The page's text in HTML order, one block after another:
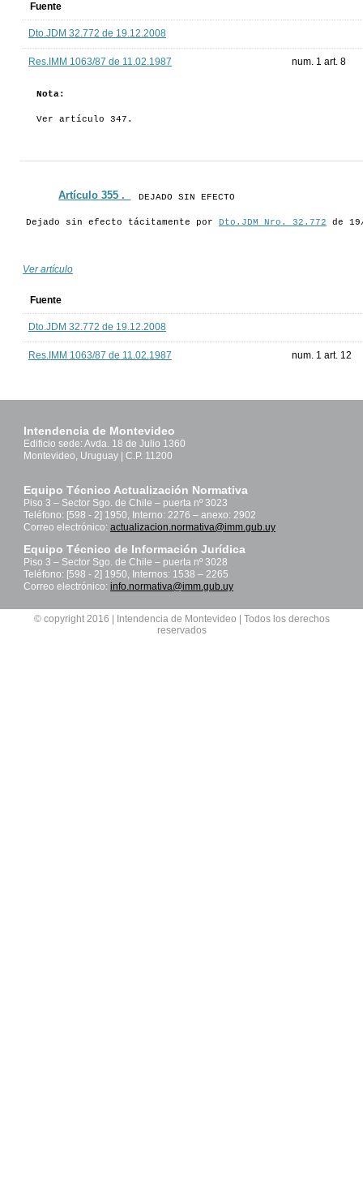
Fuente
Dto.JDM 32.772 de 19.12.2008
Res.IMM 1063/87 de 11.02.1987 num. 1 art. 8
Nota:
Ver artículo 347.
Artículo 355 ._ DEJADO SIN EFECTO
Dejado sin efecto tácitamente por Dto.JDM Nro. 32.772 de
Ver artículo
Fuente
Dto.JDM 32.772 de 19.12.2008
Res.IMM 1063/87 de 11.02.1987 num. 1 art. 12
Intendencia de Montevideo
Edificio sede: Avda. 18 de Julio 1360
Montevideo, Uruguay | C.P. 11200
Equipo Técnico Actualización Normativa
Piso 3 – Sector Sgo. de Chile – puerta nº 3023
Teléfono: [598 - 2] 1950, Interno: 2276 – anexo: 2902
Correo electrónico: actualizacion.normativa@imm.gub.uy
Equipo Técnico de Información Jurídica
Piso 3 – Sector Sgo. de Chile – puerta nº 3028
Teléfono: [598 - 2] 1950, Internos: 1538 – 2265
Correo electrónico: info.normativa@imm.gub.uy
© copyright 2016 | Intendencia de Montevideo | Todos los derechos
reservados